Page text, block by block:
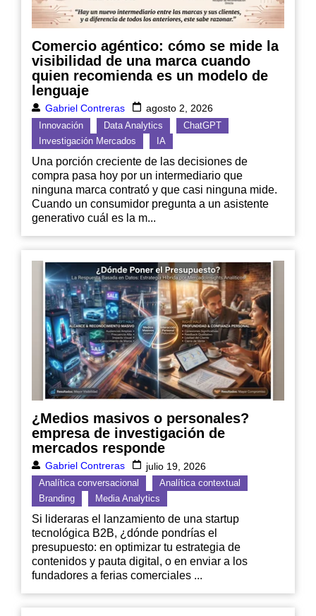
Comercio agéntico: cómo se mide la
visibilidad de una marca cuando
quien recomienda es un modelo de
lenguaje
Gabriel Contreras
agosto 2, 2026
Innovación
Data Analytics
ChatGPT
Investigación Mercados
IA
Una porción creciente de las decisiones de
compra pasa hoy por un intermediario que
ninguna marca contrató y que casi ninguna mide.
Cuando un consumidor pregunta a un asistente
generativo cuál es la m...
¿Medios masivos o personales?
empresa de investigación de
mercados responde
Gabriel Contreras
julio 19, 2026
Analítica conversacional
Analítica contextual
Branding
Media Analytics
Si lideraras el lanzamiento de una startup
tecnológica B2B, ¿dónde pondrías el
presupuesto: en optimizar tu estrategia de
contenidos y pauta digital, o en enviar a los
fundadores a ferias comerciales ...